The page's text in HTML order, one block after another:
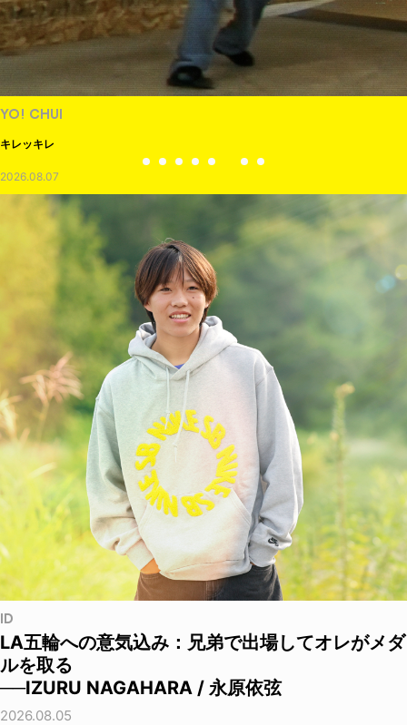
PRODUCTS
XLARGE × RHIME
2026.08.07
ID
LA五輪への意気込み：兄弟で出場してオレがメダ
ルを取る
──IZURU NAGAHARA / 永原依弦
2026.08.05